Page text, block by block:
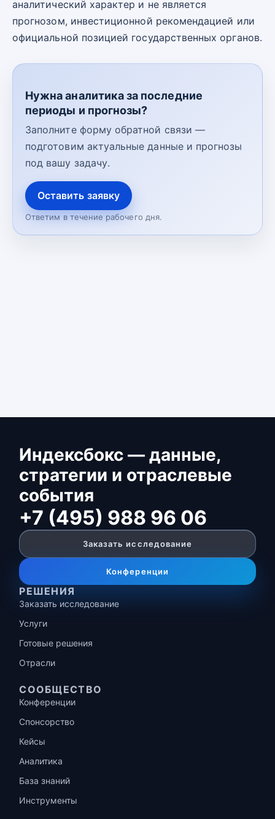
аналитический характер и не является
прогнозом, инвестиционной рекомендацией или
официальной позицией государственных органов.
Нужна аналитика за последние
периоды и прогнозы?
Заполните форму обратной связи —
подготовим актуальные данные и прогнозы
под вашу задачу.
Оставить заявку
Ответим в течение рабочего дня.
Индексбокс — данные,
стратегии и отраслевые
события
+7 (495) 988 96 06
Заказать исследование
Конференции
РЕШЕНИЯ
Заказать исследование
Услуги
Готовые решения
Отрасли
СООБЩЕСТВО
Конференции
Спонсорство
Кейсы
Аналитика
База знаний
Инструменты